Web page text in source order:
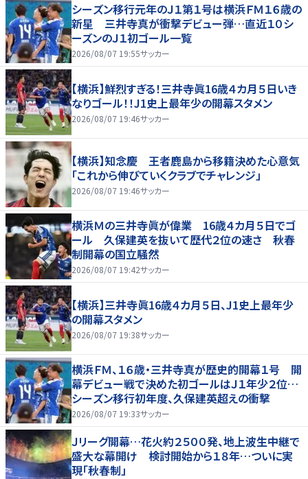
シーズン移行元年のＪ１第１号は横浜ＦＭ１６歳の
新星 三井寺真が衝撃デビュー弾…直近１０シ
ーズンのＪ１初ゴール一覧
2026/08/07 19:55サッカー
【横浜】鮮烈すぎる！三井寺眞16歳４カ月５日いき
なりゴール！！J1史上最年少の開幕スタメン
2026/08/07 19:46サッカー
【横浜】知念慶 王者鹿島から移籍決めた心意気
「これから伸びていくクラブでチャレンジ」
2026/08/07 19:46サッカー
横浜Ｍの三井寺眞が偉業 16歳４カ月５日でゴ
ール 久保建英を抜いて歴代２位の速さ 秋春
制開幕の国立騒然
2026/08/07 19:42サッカー
【横浜】三井寺眞16歳４カ月５日、J1史上最年少
の開幕スタメン
2026/08/07 19:38サッカー
横浜ＦＭ、１６歳・三井寺真が歴史的開幕１号 開
幕デビュー戦で決めた初ゴールはＪ１年少２位…
シーズン移行初年度、久保建英超えの衝撃
2026/08/07 19:33サッカー
Ｊリーグ開幕…花火約２５００発、地上波生中継で
盛大な幕開け 検討開始から１８年…ついに実
現「秋春制」